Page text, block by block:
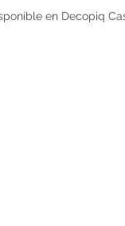
en Decopiq